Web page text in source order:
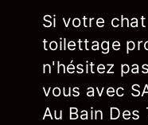
Si votre
toilettage
n'hésitez
vous avec
Au Bain Des